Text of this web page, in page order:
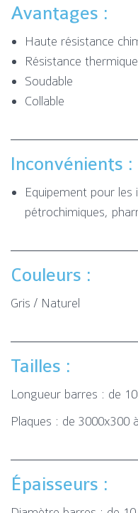
Avantages :
Haute résistance
Résistance
Soudable
Collable
Inconvénients :
Equipement pour les
pétrochimiques,
Couleurs :
Gris / Naturel
Tailles :
Longueur barres : de
Plaques : de 3000x300
Épaisseurs :